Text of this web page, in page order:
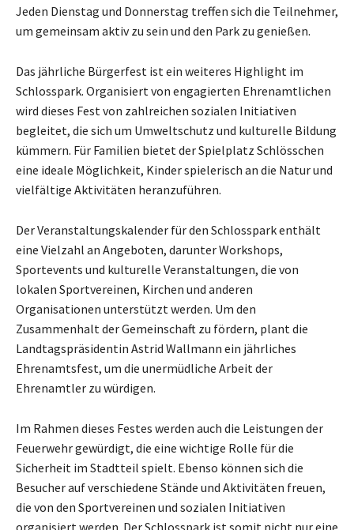
Jeden Dienstag und Donnerstag treffen sich die Teilnehmer,
um gemeinsam aktiv zu sein und den Park zu genießen.
Das jährliche Bürgerfest ist ein weiteres Highlight im
Schlosspark. Organisiert von engagierten Ehrenamtlichen
wird dieses Fest von zahlreichen sozialen Initiativen
begleitet, die sich um Umweltschutz und kulturelle Bildung
kümmern. Für Familien bietet der Spielplatz Schlösschen
eine ideale Möglichkeit, Kinder spielerisch an die Natur und
vielfältige Aktivitäten heranzuführen.
Der Veranstaltungskalender für den Schlosspark enthält
eine Vielzahl an Angeboten, darunter Workshops,
Sportevents und kulturelle Veranstaltungen, die von
lokalen Sportvereinen, Kirchen und anderen
Organisationen unterstützt werden. Um den
Zusammenhalt der Gemeinschaft zu fördern, plant die
Landtagspräsidentin Astrid Wallmann ein jährliches
Ehrenamtsfest, um die unermüdliche Arbeit der
Ehrenamtler zu würdigen.
Im Rahmen dieses Festes werden auch die Leistungen der
Feuerwehr gewürdigt, die eine wichtige Rolle für die
Sicherheit im Stadtteil spielt. Ebenso können sich die
Besucher auf verschiedene Stände und Aktivitäten freuen,
die von den Sportvereinen und sozialen Initiativen
organisiert werden. Der Schlosspark ist somit nicht nur eine